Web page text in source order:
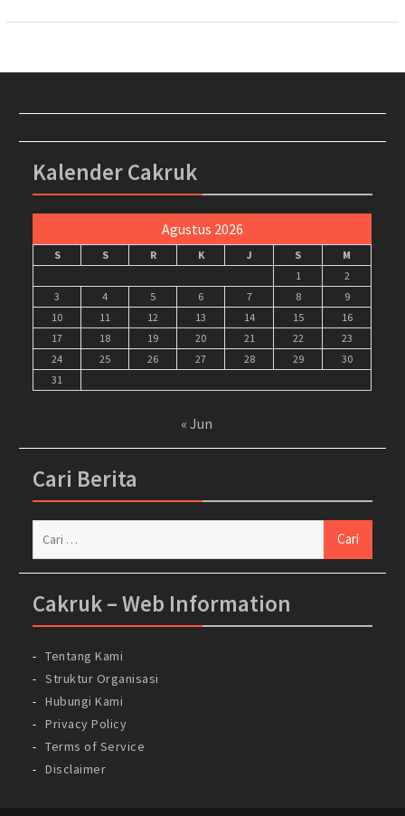
Kalender Cakruk
Agustus 2026
S S R K J S
M
1
2
3
4 5 6 7 8
9
10
11 12 13 14 15
16
17
18 19 20 21 22
23
24
25 26 27 28 29
30
31
« Jun
Cari Berita
Cakruk – Web Information
Tentang Kami
Struktur Organisasi
Hubungi Kami
Privacy Policy
Terms of Service
Disclaimer